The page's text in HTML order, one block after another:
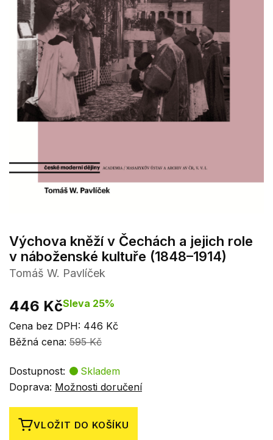
Výchova kněží v Čechách a jejich role
v náboženské kultuře (1848–1914)
Tomáš W. Pavlíček
446 KčSleva 25%
Cena bez DPH: 446 Kč
Běžná cena: 595 Kč
Dostupnost:
Skladem
Doprava: Možnosti doručení
VLOŽIT DO KOŠÍKU